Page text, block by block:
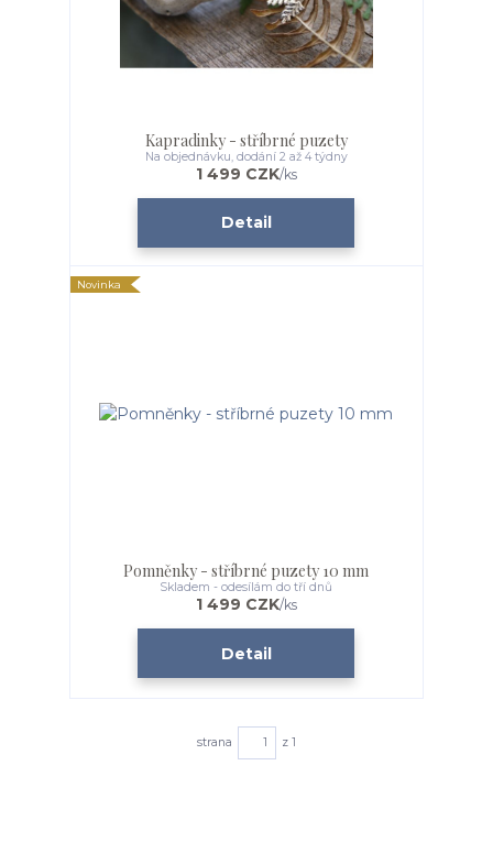
Kapradinky - stříbrné puzety
1 499 CZK/ks
Na objednávku, dodání 2 až 4 týdny
Detail
Novinka
Pomněnky - stříbrné puzety 10 mm
1 499 CZK/ks
Skladem - odesílám do tří dnů
Detail
strana z 1